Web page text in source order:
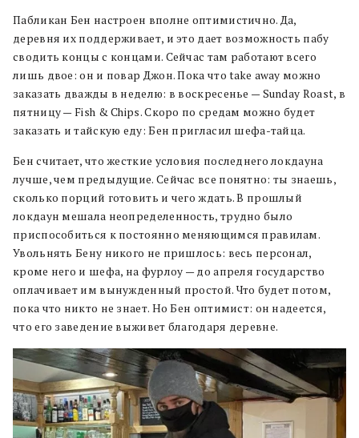
Пабликан Бен настроен вполне оптимистично. Да,
деревня их поддерживает, и это дает возможность пабу
сводить концы с концами. Сейчас там работают всего
лишь двое: он и повар Джон. Пока что take away можно
заказать дважды в неделю: в воскресенье — Sunday Roast, в
пятницу — Fish & Chips. Скоро по средам можно будет
заказать и тайскую еду: Бен пригласил шефа-тайца.
Бен считает, что жесткие условия последнего локдауна
лучше, чем предыдущие. Сейчас все понятно: ты знаешь,
сколько порций готовить и чего ждать. В прошлый
локдаун мешала неопределенность, трудно было
приспособиться к постоянно меняющимся правилам.
Увольнять Бену никого не пришлось: весь персонал,
кроме него и шефа, на фурлоу — до апреля государство
оплачивает им вынужденный простой. Что будет потом,
пока что никто не знает. Но Бен оптимист: он надеется,
что его заведение выживет благодаря деревне.